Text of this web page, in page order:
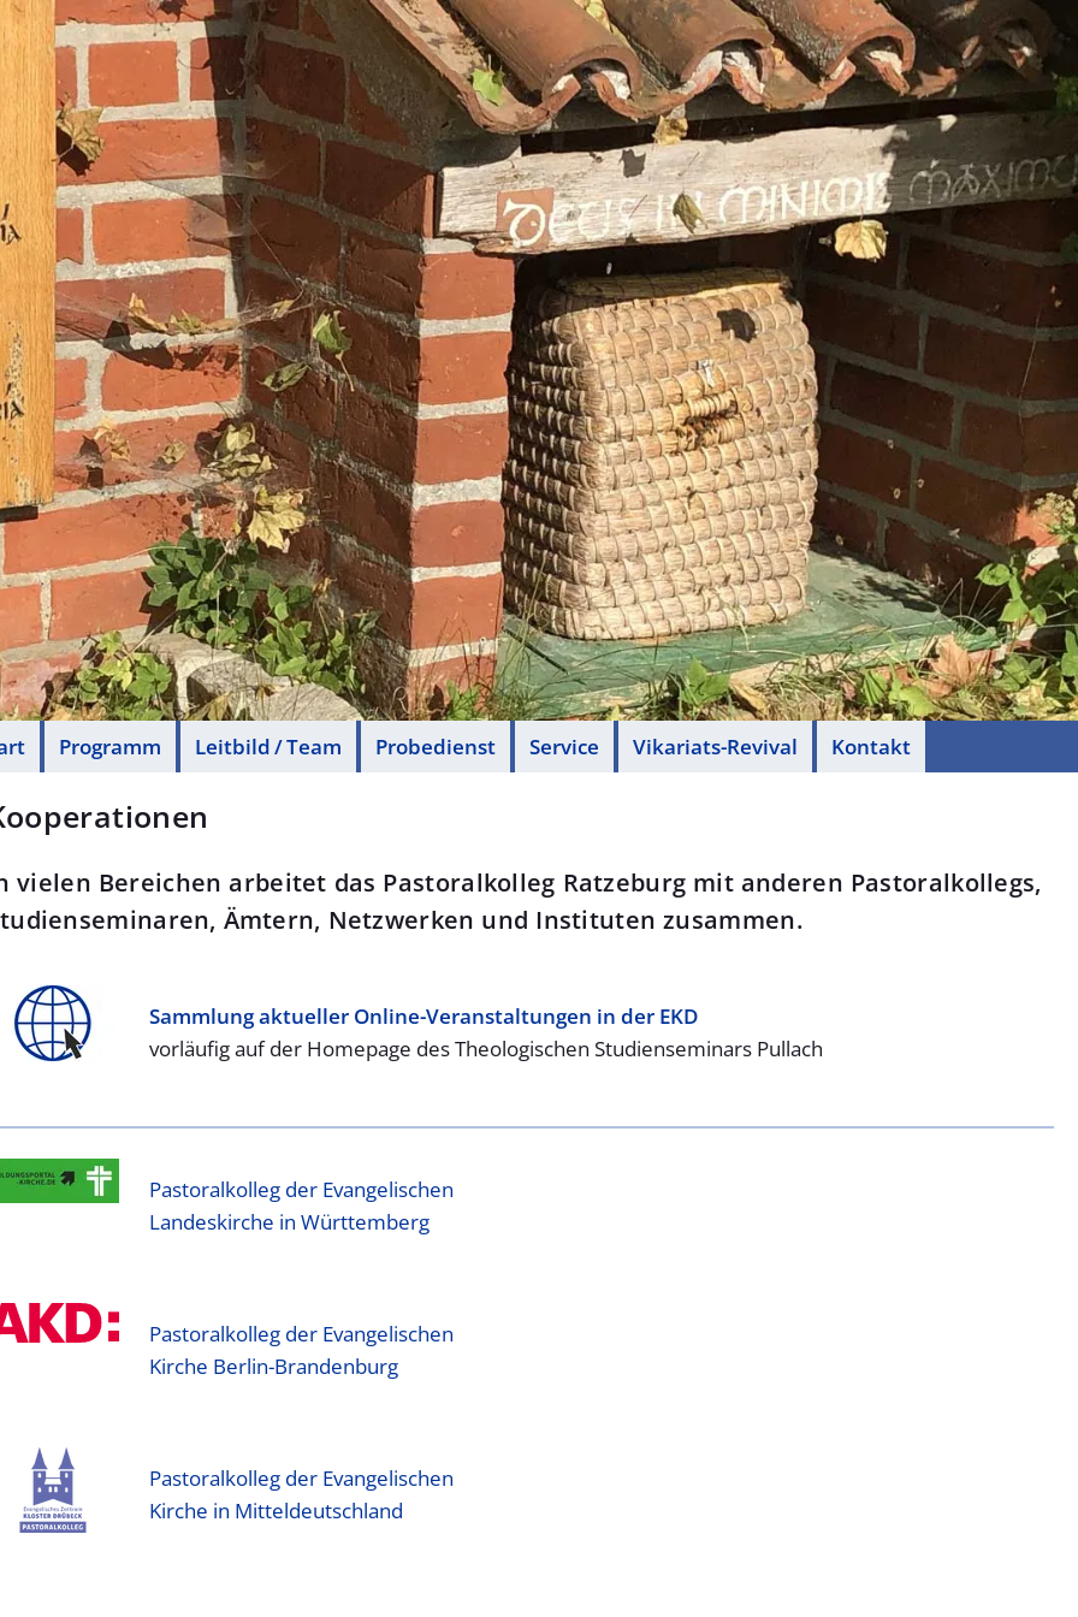
Programm Leitbild / Team Probedienst Service Vikariats-Revival Kontakt
vielen Bereichen arbeitet das Pastoralkolleg Ratzeburg mit anderen Pastoral­kollegs,
Ämtern, Netz­werken und Instituten zusammen.
Sammlung aktu­eller Online-Veran­stal­tun­gen in der EKD
vorläufig auf der Homepage des Theologischen Studienseminars Pullach
Pastoralkolleg der Evangelischen
Landeskirche in Württemberg
Pastoralkolleg der Evangelischen
Kirche Berlin-Brandenburg
Pastoralkolleg der Evangelischen
Kirche in Mitteldeutschland